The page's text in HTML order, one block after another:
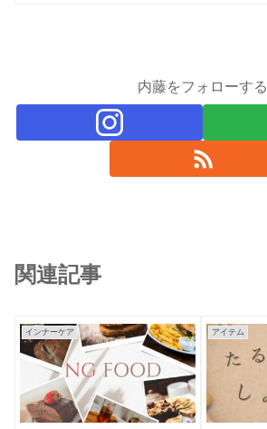
内藤をフォローする
関連記事
インナーケア アイテム